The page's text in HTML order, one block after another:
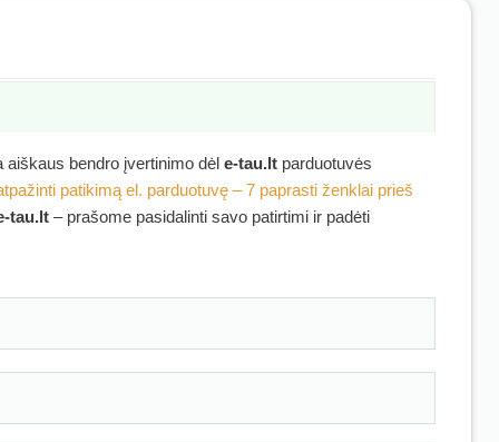
aiškaus bendro įvertinimo dėl e-tau.lt parduotuvės
patikimą el. parduotuvę – 7 paprasti ženklai prieš
tau.lt – prašome pasidalinti savo patirtimi ir padėti